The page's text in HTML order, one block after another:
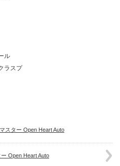
ル
ラスプ
スター Open Heart Auto
Open Heart Auto